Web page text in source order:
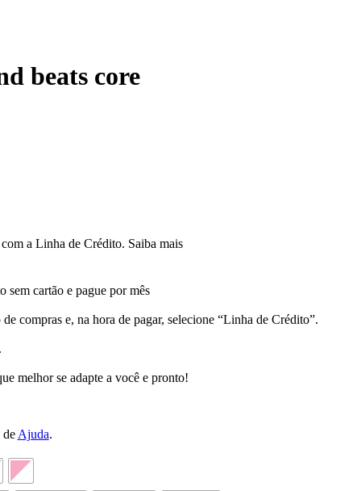
beats core
a Linha de Crédito. Saiba mais
cartão e pague por mês
compras e, na hora de pagar, selecione “Linha de Crédito”.
melhor se adapte a você e pronto!
de Ajuda.